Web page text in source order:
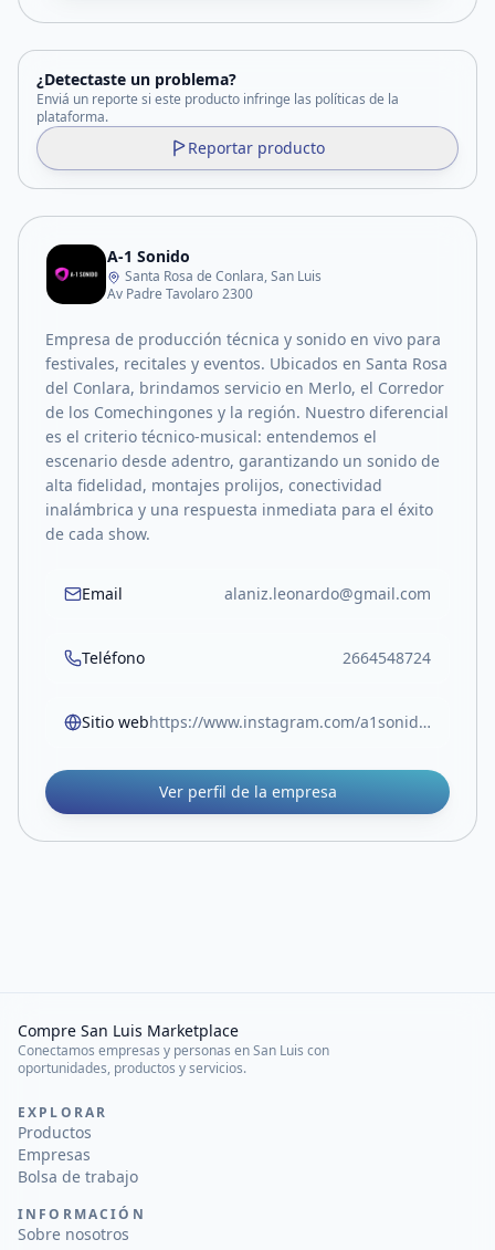
¿Detectaste un problema?
Enviá un reporte si este producto infringe las políticas de la
plataforma.
Reportar producto
A-1 Sonido
Santa Rosa de Conlara, San Luis
Av Padre Tavolaro 2300
Empresa de producción técnica y sonido en vivo para
festivales, recitales y eventos. Ubicados en Santa Rosa
del Conlara, brindamos servicio en Merlo, el Corredor
de los Comechingones y la región. Nuestro diferencial
es el criterio técnico-musical: entendemos el
escenario desde adentro, garantizando un sonido de
alta fidelidad, montajes prolijos, conectividad
inalámbrica y una respuesta inmediata para el éxito
de cada show.
Email alaniz.leonardo@gmail.com
Teléfono 2664548724
Sitio web https://www.instagram.com/a1sonido/
Ver perfil de la empresa
Compre San Luis Marketplace
Conectamos empresas y personas en San Luis con
oportunidades, productos y servicios.
EXPLORAR
Productos
Empresas
Bolsa de trabajo
INFORMACIÓN
Sobre nosotros